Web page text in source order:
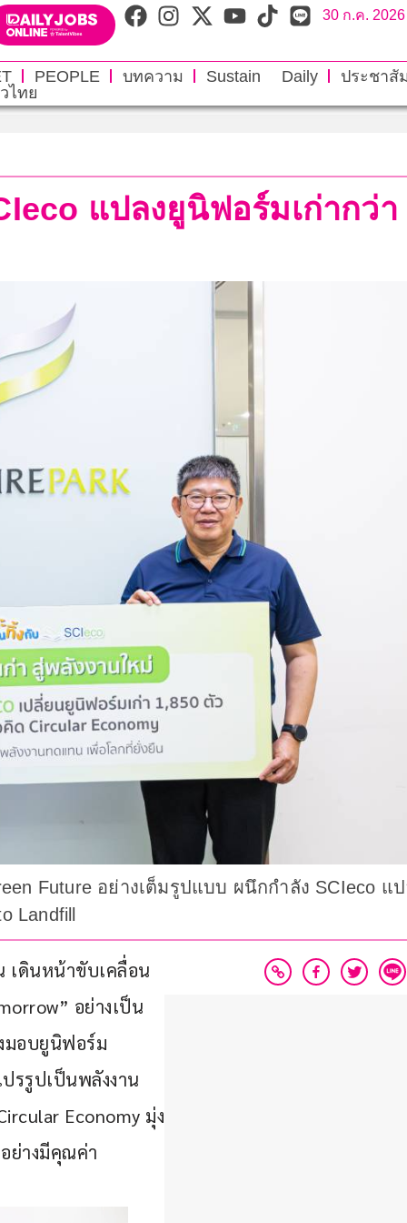
30 ก.ค. 2026
PEOPLE บทความ Sustain Daily ประชาสั
ไทย
แปลงยูนิฟอร์มเก่ากว่า
Future อย่างเต็มรูปแบบ ผนึกกำลัง SCIeco แ
Landfill
เดินหน้าขับเคลื่อน
อย่างเป็น
มอบยูนิฟอร์ม
รรูปเป็นพลังงาน
Economy มุ่ง
ย่างมีคุณค่า